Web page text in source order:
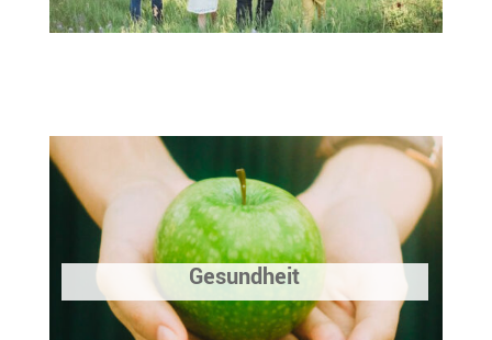
Gesundheit